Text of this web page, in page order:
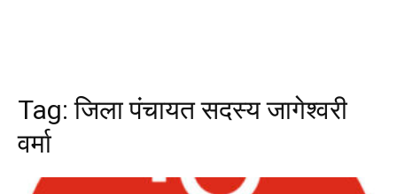
Tag:जिला पंचायत सदस्य जागेश्वरी
वर्मा